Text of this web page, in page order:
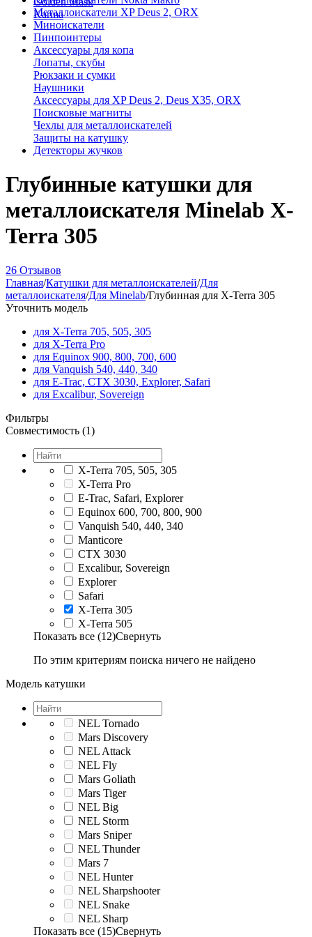
Karma
Металлоискатели XP Deus 2, ORX
Миноискатели
Пинпоинтеры
Аксессуары для копа
Лопаты, скубы
Рюкзаки и сумки
Наушники
Аксессуары для XP Deus 2, Deus X35, ORX
Поисковые магниты
Чехлы для металлоискателей
Защиты на катушку
Детекторы жучков
Глубинные катушки для
металлоискателя Minelab X-
Terra 305
26 Отзывов
Главная/Катушки для металлоискателей/Для
металлоискателя/Для Minelab/Глубинная для X-Terra 305
Уточнить модель
для X-Terra 705, 505, 305
для X-Terra Pro
для Equinox 900, 800, 700, 600
для Vanquish 540, 440, 340
для E-Trac, CTX 3030, Explorer, Safari
для Excalibur, Sovereign
Фильтры
Совместимость (1)
X-Terra 705, 505, 305
X-Terra Pro
E-Trac, Safari, Explorer
Equinox 600, 700, 800, 900
Vanquish 540, 440, 340
Manticore
CTX 3030
Excalibur, Sovereign
Explorer
Safari
X-Terra 305
X-Terra 505
Показать все (12)Свернуть
По этим критериям поиска ничего не найдено
Модель катушки
NEL Tornado
Mars Discovery
NEL Attack
NEL Fly
Mars Goliath
Mars Tiger
NEL Big
NEL Storm
Mars Sniper
NEL Thunder
Mars 7
NEL Hunter
NEL Sharpshooter
NEL Snake
NEL Sharp
Показать все (15)Свернуть